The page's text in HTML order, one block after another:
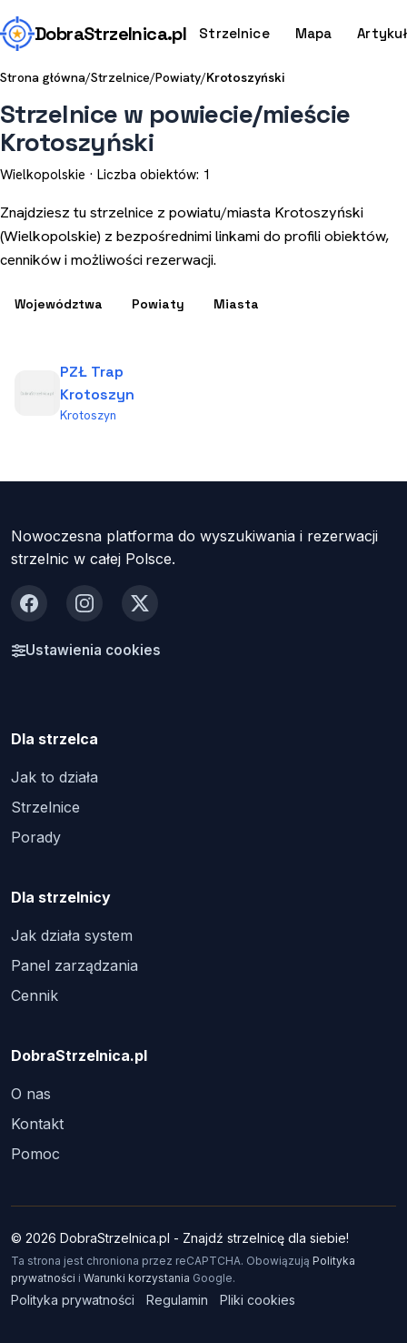
DobraStrzelnica.pl Strzelnice Mapa
Strona główna/Strzelnice/Powiaty/Krotoszyński
Strzelnice w powiecie/mieście
Krotoszyński
Wielkopolskie · Liczba obiektów: 1
Znajdziesz tu strzelnice z powiatu/miasta Krotoszyński
(Wielkopolskie) z bezpośrednimi linkami do profili obiektów,
cenników i możliwości rezerwacji.
Województwa Powiaty Miasta
PZŁ Trap
Krotoszyn
Krotoszyn
Nowoczesna platforma do wyszukiwania i rezerwacji
strzelnic w całej Polsce.
FacebookInstagram
X
Ustawienia cookies
Dla strzelca
Jak to działa
Strzelnice
Porady
Dla strzelnicy
Jak działa system
Panel zarządzania
Cennik
DobraStrzelnica.pl
O nas
Kontakt
Pomoc
© 2026 DobraStrzelnica.pl - Znajdź strzelnicę dla siebie!
Ta strona jest chroniona przez reCAPTCHA. Obowiązują Polityka
prywatności i Warunki korzystania Google.
Polityka prywatności Regulamin Pliki cookies